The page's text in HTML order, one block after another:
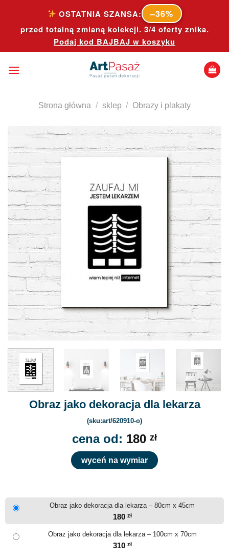
content
OSTATNIA SZANSA: –36%
przed totalną zmianą kolekcji. 3/4 oferty znika.
Podaj kod BAJBAJ w koszyku
Strona główna / sklep / Obrazy i plakaty
Obraz jako dekoracja dla lekarza
(sku:art/620910-o)
cena od: 180 zł
wyceń na wymiar
Obraz jako dekoracja dla lekarza – 80cm x 45cm
180 zł
Obraz jako dekoracja dla lekarza – 100cm x 70cm
310 zł